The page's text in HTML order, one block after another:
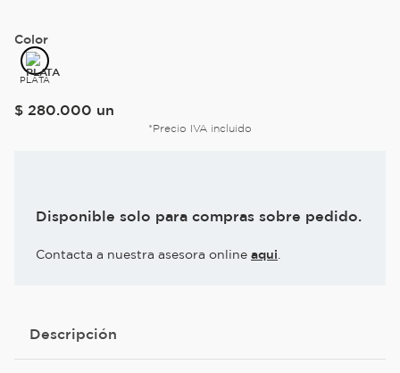
Color
PLATA
$ 280.000 un
*Precio IVA incluido
Disponible solo para compras sobre pedido.
Contacta a nuestra asesora online aqui
Descripción